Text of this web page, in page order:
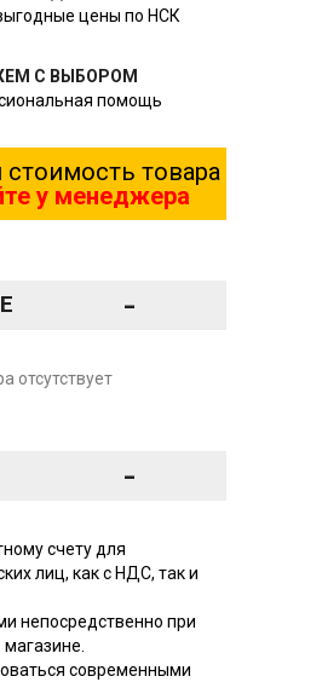
цены по НСК
С ВЫБОРОМ
помощь
товара
у менеджера
-
отсутствует
-
счету для
лиц, как с НДС, так и
непосредственно при
современными